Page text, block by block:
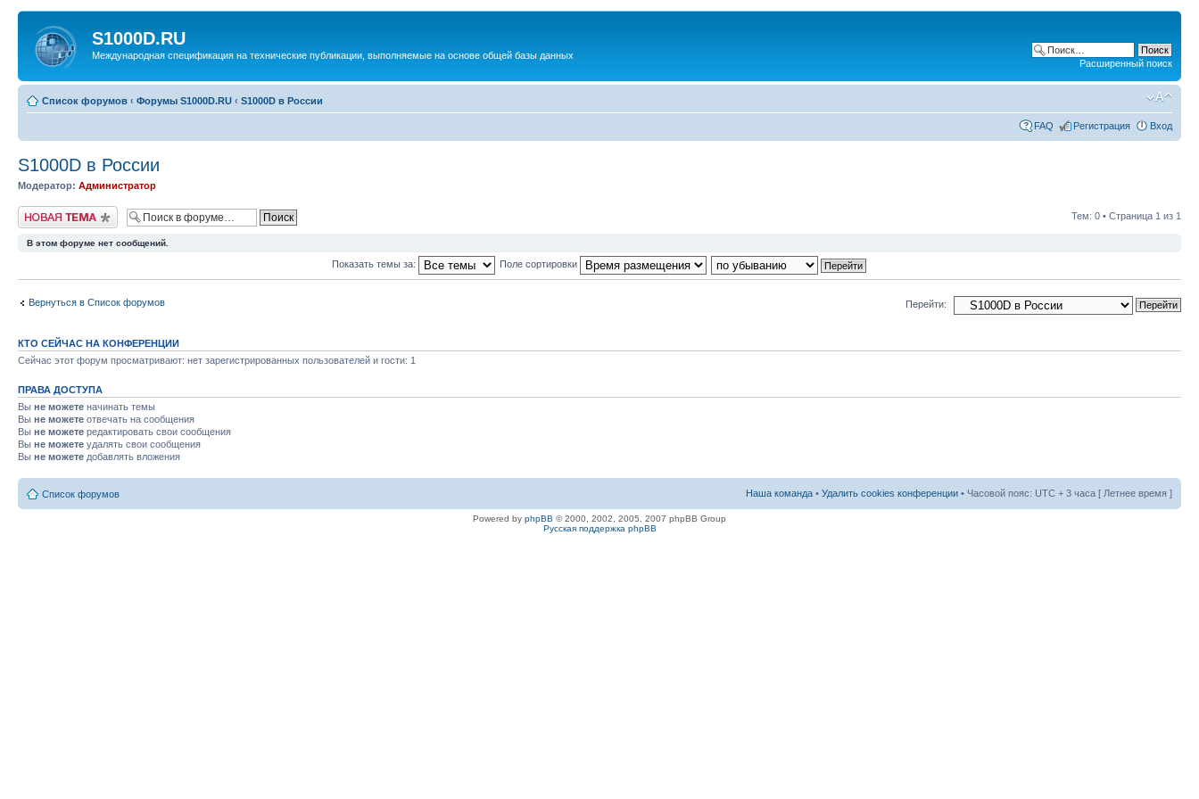
S1000D.RU
Международная спецификация на технические публикации, выполняемые на основе общей базы данных
Расширенный поиск
Список форумов ‹ Форумы S1000D.RU ‹ S1000D в России
FAQ Регистрация Вход
S1000D в России
Модератор: Администратор
Новая тема Тем: 0 • Страница 1 из 1
В этом форуме нет сообщений.
Показать темы за: Поле сортировки
Вернуться в Список форумов Перейти:
КТО СЕЙЧАС НА КОНФЕРЕНЦИИ
Сейчас этот форум просматривают: нет зарегистрированных пользователей и гости: 1
ПРАВА ДОСТУПА
Вы не можете начинать темы
Вы не можете отвечать на сообщения
Вы не можете редактировать свои сообщения
Вы не можете удалять свои сообщения
Вы не можете добавлять вложения
Список форумов Наша команда • Удалить cookies конференции • Часовой пояс: UTC + 3 часа [ Летнее время ]
Powered by phpBB © 2000, 2002, 2005, 2007 phpBB Group
Русская поддержка phpBB